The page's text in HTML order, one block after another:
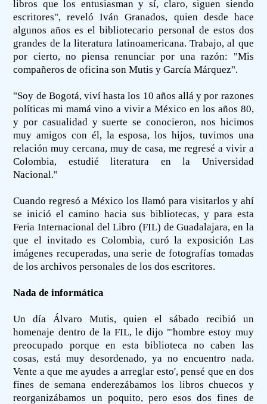
libros que los entusiasman y sí, claro, siguen siendo
escritores", reveló Iván Granados, quien desde hace
algunos años es el bibliotecario personal de estos dos
grandes de la literatura latinoamericana. Trabajo, al que
por cierto, no piensa renunciar por una razón: "Mis
compañeros de oficina son Mutis y García Márquez".
"Soy de Bogotá, viví hasta los 10 años allá y por razones
políticas mi mamá vino a vivir a México en los años 80,
y por casualidad y suerte se conocieron, nos hicimos
muy amigos con él, la esposa, los hijos, tuvimos una
relación muy cercana, muy de casa, me regresé a vivir a
Colombia, estudié literatura en la Universidad
Nacional."
Cuando regresó a México los llamó para visitarlos y ahí
se inició el camino hacia sus bibliotecas, y para esta
Feria Internacional del Libro (FIL) de Guadalajara, en la
que el invitado es Colombia, curó la exposición Las
imágenes recuperadas, una serie de fotografías tomadas
de los archivos personales de los dos escritores.
Nada de informática
Un día Álvaro Mutis, quien el sábado recibió un
homenaje dentro de la FIL, le dijo "'hombre estoy muy
preocupado porque en esta biblioteca no caben las
cosas, está muy desordenado, ya no encuentro nada.
Vente a que me ayudes a arreglar esto', pensé que en dos
fines de semana enderezábamos los libros chuecos y
reorganizábamos un poquito, pero esos dos fines de